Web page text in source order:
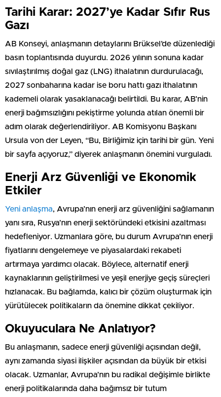
Tarihi Karar: 2027’ye Kadar Sıfır Rus
Gazı
AB Konseyi, anlaşmanın detaylarını Brüksel’de düzenlediği
basın toplantısında duyurdu. 2026 yılının sonuna kadar
sıvılaştırılmış doğal gaz (LNG) ithalatının durdurulacağı,
2027 sonbaharına kadar ise boru hattı gazı ithalatının
kademeli olarak yasaklanacağı belirtildi. Bu karar, AB’nin
enerji bağımsızlığını pekiştirme yolunda atılan önemli bir
adım olarak değerlendiriliyor. AB Komisyonu Başkanı
Ursula von der Leyen, “Bu, Birliğimiz için tarihi bir gün. Yeni
bir sayfa açıyoruz,” diyerek anlaşmanın önemini vurguladı.
Enerji Arz Güvenliği ve Ekonomik
Etkiler
Yeni anlaşma, Avrupa’nın enerji arz güvenliğini sağlamanın
yanı sıra, Rusya’nın enerji sektöründeki etkisini azaltması
hedefleniyor. Uzmanlara göre, bu durum Avrupa’nın enerji
fiyatlarını dengelemeye ve piyasalardaki rekabeti
artırmaya yardımcı olacak. Böylece, alternatif enerji
kaynaklarının geliştirilmesi ve yeşil enerjiye geçiş süreçleri
hızlanacak. Bu bağlamda, kalıcı bir çözüm oluşturmak için
yürütülecek politikaların da önemine dikkat çekiliyor.
Okuyuculara Ne Anlatıyor?
Bu anlaşmanın, sadece enerji güvenliği açısından değil,
aynı zamanda siyasi ilişkiler açısından da büyük bir etkisi
olacak. Uzmanlar, Avrupa’nın bu radikal değişimle birlikte
enerji politikalarında daha bağımsız bir tutum